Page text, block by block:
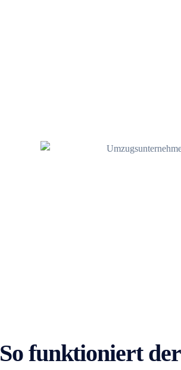
So funktioniert der